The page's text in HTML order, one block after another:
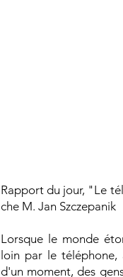
Rapport du jour, "Le
che M. Jan Szczepanik
Lorsque le monde
loin par le
d'un moment, des